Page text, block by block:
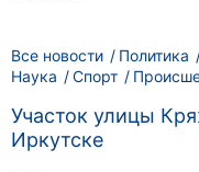
Все новости Политика
Наука
Спорт
Участок улицы
Иркутске